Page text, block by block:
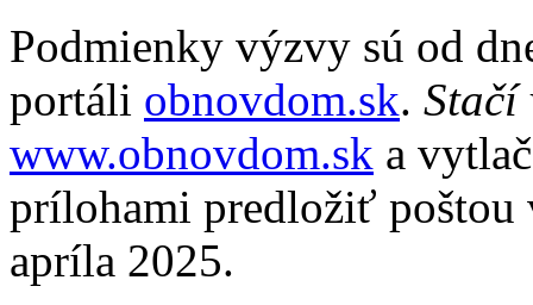
Podmienky výzvy sú od
portáli obnovdom.sk.
www.obnovdom.sk a
prílohami predložiť poštou
apríla 2025.